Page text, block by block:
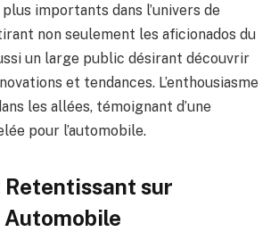
plus importants dans l’univers de
non seulement les aficionados du
un large public désirant découvrir
et tendances. L’enthousiasme
les allées, témoignant d’une
pour l’automobile.
Retentissant sur
Automobile